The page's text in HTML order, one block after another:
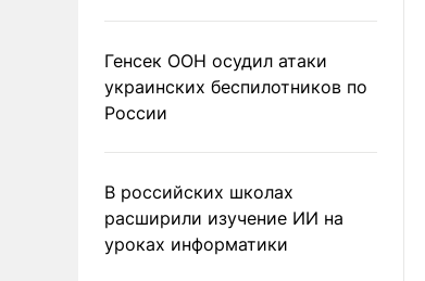
Генсек ООН осудил атаки
украинских беспилотников по
России
В российских школах
расширили изучение ИИ на
уроках информатики